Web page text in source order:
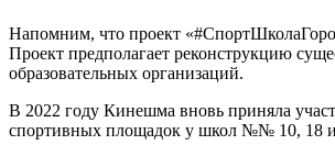
Напомним, что проект
Проект предполагает реконструкцию
образовательных организаций.
В 2022 году Кинешма вновь приняла
спортивных площадок у школ №№ 10, 18